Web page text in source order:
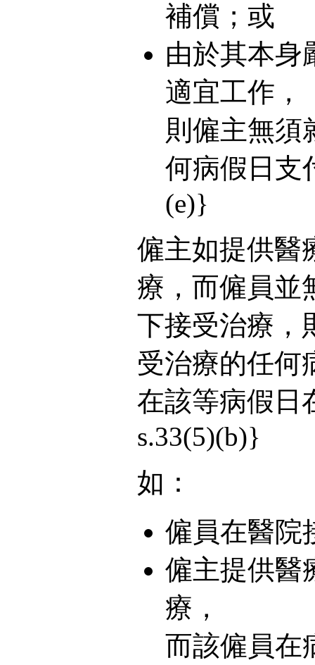
補償；或
由於其本身
適宜工作，
則僱主無須
何病假日支
(e)}
僱主如提供醫
療，而僱員並
下接受治療，
受治療的任何
在該等病假日
s.33(5)(b)}
如：
僱員在醫院
僱主提供醫
療，
而該僱員在